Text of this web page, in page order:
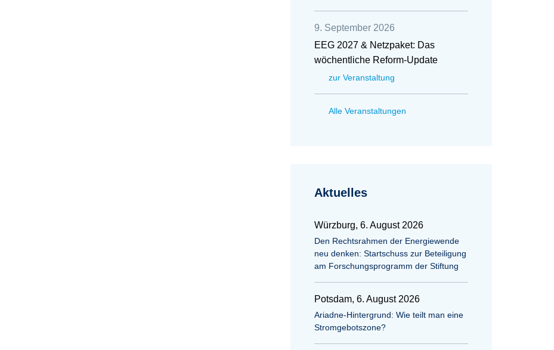
9. September 2026
EEG 2027 & Netzpaket: Das
wöchentliche Reform-Update
zur Veranstaltung
Alle Veranstaltungen
Aktuelles
Würzburg, 6. August 2026
Den Rechtsrahmen der Energiewende
neu denken: Startschuss zur Beteiligung
am Forschungsprogramm der Stiftung
Potsdam, 6. August 2026
Ariadne-Hintergrund: Wie teilt man eine
Stromgebotszone?